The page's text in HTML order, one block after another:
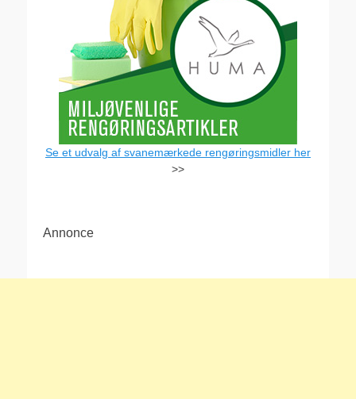
Se et udvalg af svanemærkede rengøringsmidler her
>>
Annonce